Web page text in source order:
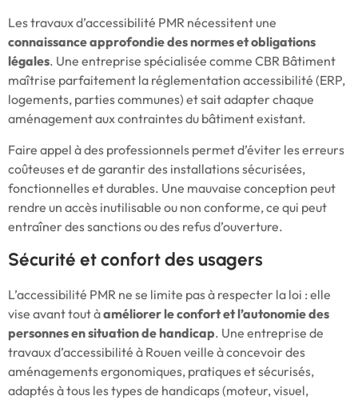
Les travaux d’accessibilité PMR nécessitent une
connaissance approfondie des normes et obligations
légales. Une entreprise spécialisée comme CBR Bâtiment
maîtrise parfaitement la réglementation accessibilité (ERP,
logements, parties communes) et sait adapter chaque
aménagement aux contraintes du bâtiment existant.
Faire appel à des professionnels permet d’éviter les erreurs
coûteuses et de garantir des installations sécurisées,
fonctionnelles et durables. Une mauvaise conception peut
rendre un accès inutilisable ou non conforme, ce qui peut
entraîner des sanctions ou des refus d’ouverture.
Sécurité et confort des usagers
L’accessibilité PMR ne se limite pas à respecter la loi : elle
vise avant tout àaméliorer le confort et l’autonomie des
personnes en situation de handicap. Une entreprise de
travaux d’accessibilité à Rouen veille à concevoir des
aménagements ergonomiques, pratiques et sécurisés,
adaptés à tous les types de handicaps (moteur, visuel,